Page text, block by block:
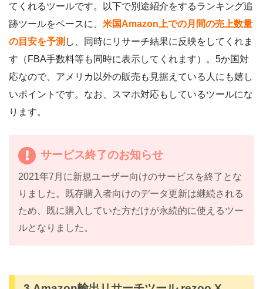
てくれるツールです。以下で別途紹介をするランキング追
跡ツールをベースに、 米国Amazon上での月間の売上数量
の目安を予測 し、同時にリサーチ結果に反映をしてくれま
す（FBA手数料等も同時に表示してくれます）。5か国対
応なので、アメリカ以外の販売も見据えている人にも嬉し
いポイントです。なお、スマホ対応もしているツールにな
ります。
サービス終了のお知らせ
2021年7月に新規ユーザー向けのサービスを終了とな
りました。既存購入者向けのデータ更新は継続される
ため、既に購入していた方だけが永続的に使えるツー
ルとなりました。